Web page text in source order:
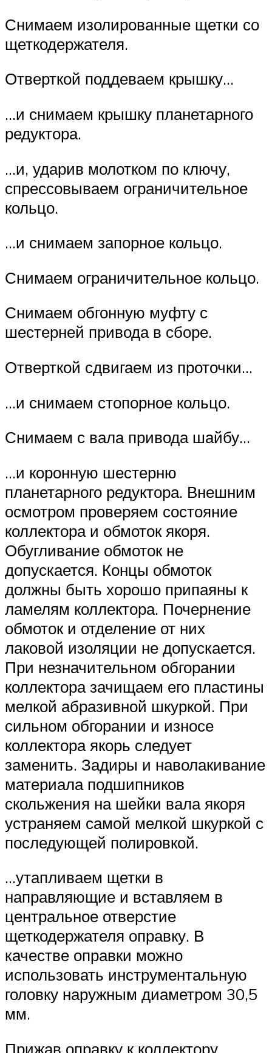
Снимаем изолированные щетки со
щеткодержателя.
Отверткой поддеваем крышку…
…и снимаем крышку планетарного
редуктора.
…и, ударив молотком по ключу,
спрессовываем ограничительное
кольцо.
…и снимаем запорное кольцо.
Снимаем ограничительное кольцо.
Снимаем обгонную муфту с
шестерней привода в сборе.
Отверткой сдвигаем из проточки…
…и снимаем стопорное кольцо.
Снимаем с вала привода шайбу…
…и коронную шестерню
планетарного редуктора. Внешним
осмотром проверяем состояние
коллектора и обмоток якоря.
Обугливание обмоток не
допускается. Концы обмоток
должны быть хорошо припаяны к
ламелям коллектора. Почернение
обмоток и отделение от них
лаковой изоляции не допускается.
При незначительном обгорании
коллектора зачищаем его пластины
мелкой абразивной шкуркой. При
сильном обгорании и износе
коллектора якорь следует
заменить. Задиры и наволакивание
материала подшипников
скольжения на шейки вала якоря
устраняем самой мелкой шкуркой с
последующей полировкой.
…утапливаем щетки в
направляющие и вставляем в
центральное отверстие
щеткодержателя оправку. В
качестве оправки можно
использовать инструментальную
головку наружным диаметром 30,5
мм.
Прижав оправку к коллектору,